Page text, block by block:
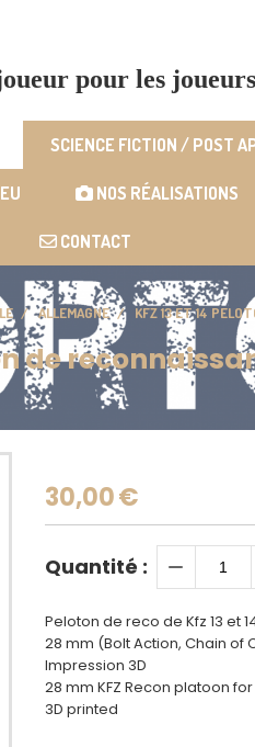
pour les joueurs
SCIENCE FICTION / POST
NOS RÉALISATIONS
CONTACT
ALLEMAGNE KFZ 13 ET 14
de
30,00€
Quantité :
Peloton de reco de Kfz 13 et
28 mm (Bolt Action, Chain
Impression 3D
28 mm KFZ Recon platoon
3D printed